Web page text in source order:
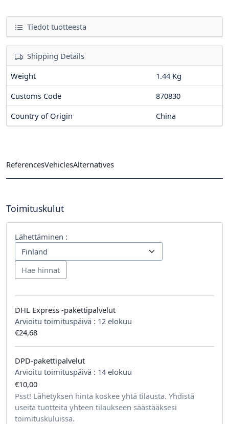
Tiedot tuotteesta
Shipping Details
Weight
1.44 Kg
Customs Code
870830
Country of Origin
China
ReferencesVehiclesAlternatives
Toimituskulut
Lähettäminen :
DHL Express -pakettipalvelut
Arvioitu toimituspäivä : 12 elokuu
€24,68
DPD-pakettipalvelut
Arvioitu toimituspäivä : 14 elokuu
€10,00
Psst! Lähetyksen hinta koskee yhtä tilausta. Yhdistä
useita tuotteita yhteen tilaukseen säästääksesi
toimituskuluissa.